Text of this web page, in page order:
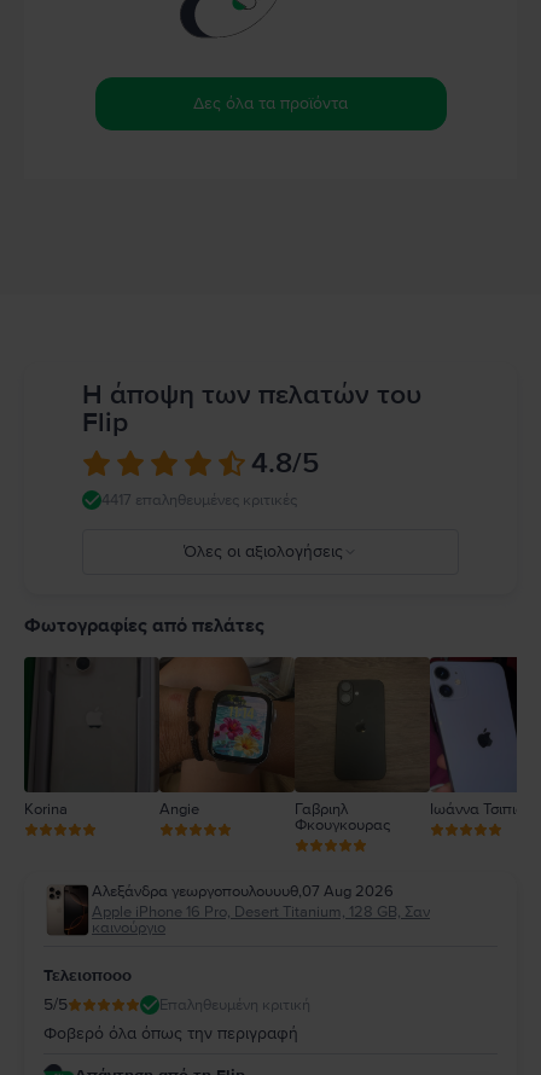
Δες όλα τα προϊόντα
Η άποψη των πελατών του
Flip
4.8/5
4417 επαληθευμένες κριτικές
Όλες οι αξιολογήσεις
4
2
1
Φωτογραφίες από πελάτες
Korina Angie
Γαβριηλ
Φκουγκουρας
Ιωάννα
Αλεξάνδρα γεωργοπουλουυυθ,07 Aug 2026
Apple iPhone 16 Pro, Desert Titanium, 128 GB, Σαν
καινούργιο
Τελειοποοο
5/5 Επαληθευμένη κριτική
Φοβερό όλα όπως την περιγραφή